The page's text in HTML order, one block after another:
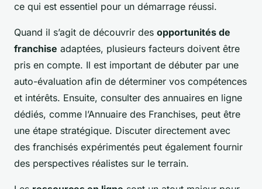
ce qui est essentiel pour un démarrage réussi.
Quand il s’agit de découvrir des opportunités de
franchise adaptées, plusieurs facteurs doivent être
pris en compte. Il est important de débuter par une
auto-évaluation afin de déterminer vos compétences
et intérêts. Ensuite, consulter des annuaires en ligne
dédiés, comme l’Annuaire des Franchises, peut être
une étape stratégique. Discuter directement avec
des franchisés expérimentés peut également fournir
des perspectives réalistes sur le terrain.